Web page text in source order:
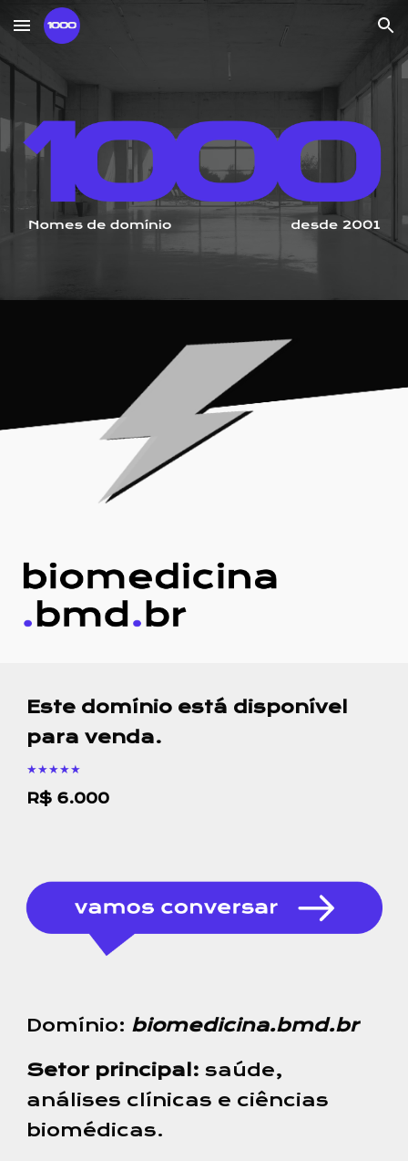
Skip to main content Skip to navigation
Este domínio está disponível
para venda.
★★★★★
R$ 6.000
Domínio: biomedicina.bmd.br
Setor principal: saúde,
análises clínicas e ciências
biomédicas.